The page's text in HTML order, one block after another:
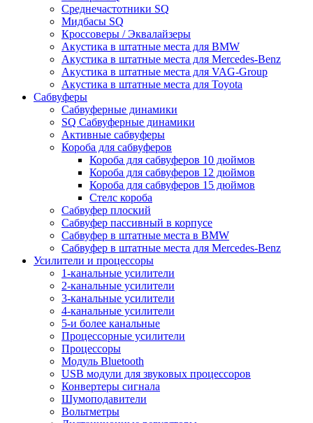
Среднечастотники SQ
Мидбасы SQ
Кроссоверы / Эквалайзеры
Акустика в штатные места для BMW
Акустика в штатные места для Mercedes-Benz
Акустика в штатные места для VAG-Group
Акустика в штатные места для Toyota
Сабвуферы
Сабвуферные динамики
SQ Сабвуферные динамики
Активные сабвуферы
Короба для сабвуферов
Короба для сабвуферов 10 дюймов
Короба для сабвуферов 12 дюймов
Короба для сабвуферов 15 дюймов
Стелс короба
Cабвуфер плоский
Сабвуфер пассивный в корпусе
Сабвуфер в штатные места в BMW
Сабвуфер в штатные места для Mercedes-Benz
Усилители и процессоры
1-канальные усилители
2-канальные усилители
3-канальные усилители
4-канальные усилители
5-и более канальные
Процессорные усилители
Процессоры
Модуль Bluetooth
USB модули для звуковых процессоров
Конвертеры сигнала
Шумоподавители
Вольтметры